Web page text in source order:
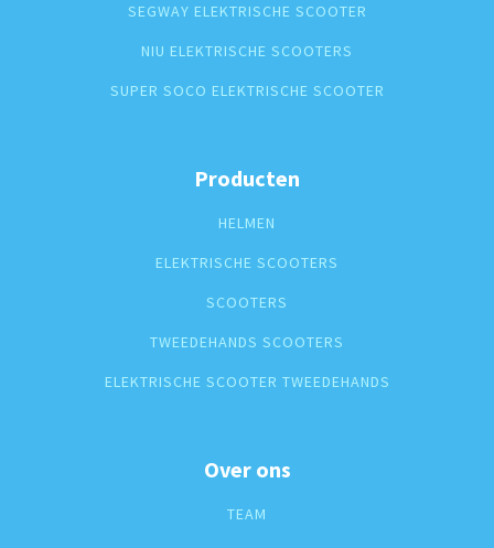
SEGWAY ELEKTRISCHE SCOOTER
NIU ELEKTRISCHE SCOOTERS
SUPER SOCO ELEKTRISCHE SCOOTER
Producten
HELMEN
ELEKTRISCHE SCOOTERS
SCOOTERS
TWEEDEHANDS SCOOTERS
ELEKTRISCHE SCOOTER TWEEDEHANDS
Over ons
TEAM